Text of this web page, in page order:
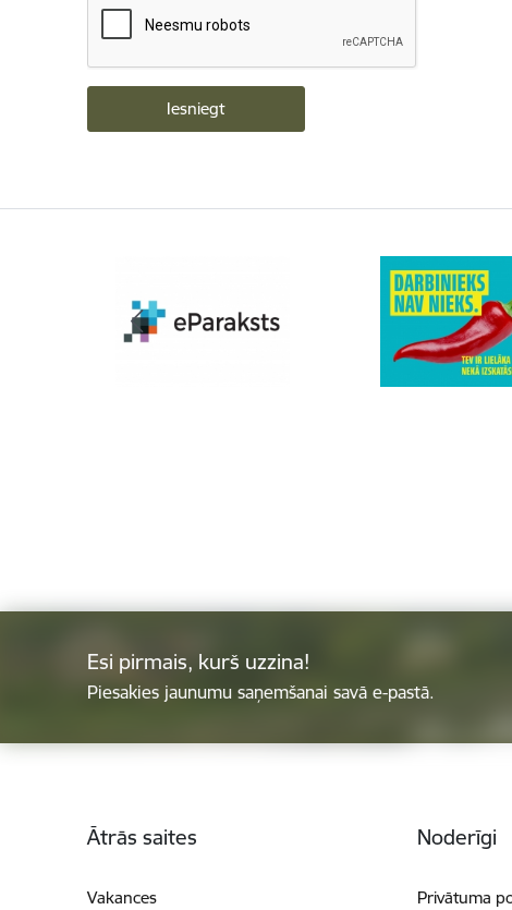
Esi pirmais, kurš uzzina!
Piesakies jaunumu saņemšanai savā e-pastā.
Ātrās saites
Vakances
Noderīgi
Privātuma